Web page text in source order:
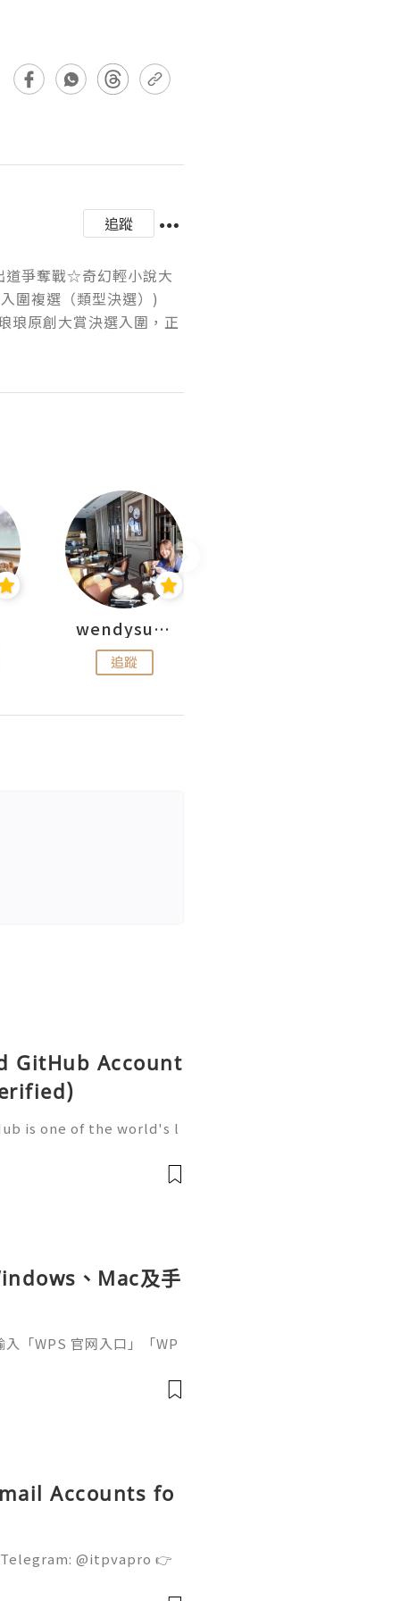
追蹤
道爭奪戰☆奇幻輕小說大
圍複選（類型決選）)
琅原創大賞決選入圍，正
wendysugar享受生活gogogo
追蹤
GitHub Account
is one of the world's l
and open-source c
、Mac及手
「WPS 官网入口」「WP
三方下載頁面。
Accounts fo
@itpvapro 👉
itpvapro.com Gmail i